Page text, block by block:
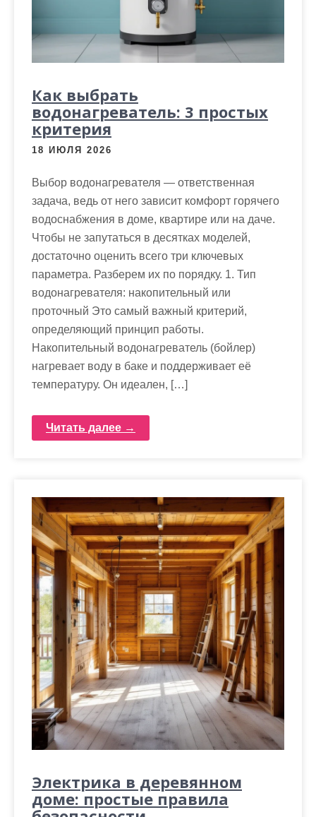
Как выбрать
водонагреватель: 3 простых
критерия
18 ИЮЛЯ 2026
Выбор водонагревателя — ответственная
задача, ведь от него зависит комфорт горячего
водоснабжения в доме, квартире или на даче.
Чтобы не запутаться в десятках моделей,
достаточно оценить всего три ключевых
параметра. Разберем их по порядку. 1. Тип
водонагревателя: накопительный или
проточный Это самый важный критерий,
определяющий принцип работы.
Накопительный водонагреватель (бойлер)
нагревает воду в баке и поддерживает её
температуру. Он идеален, […]
Читать далее →
Электрика в деревянном
доме: простые правила